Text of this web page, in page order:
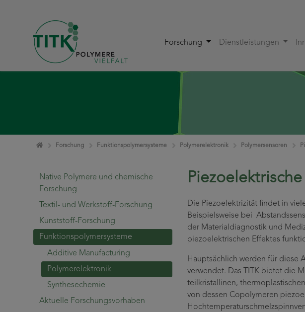
Forschung Dienstleistungen
HomeForschung Funktionspolymersysteme Polymerelektronik Polymersensoren
Die Piezoelektrizität findet in
Beispielsweise bei
der Materialdiagnostik und
piezoelektrischen Effektes
Hauptsächlich werden für diese
verwendet. Das TITK bietet die
teilkristallinen,
von dessen Copolymeren
Native Polymere und chemische
Forschung
Textil- und Werkstoff-Forschung
Kunststoff-Forschung
Funktionspolymersysteme
Additive Manufacturing
Polymerelektronik
Synthesechemie
Aktuelle Forschungsvorhaben